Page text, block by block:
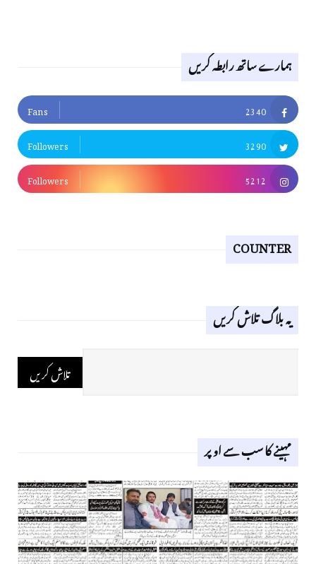
ہمارے ساتھ رابطہ کریں
2340
Fans
3290
Followers
5212
Followers
COUNTER
یہ بلاگ تلاش کریں
مہینے کا سب سے اوپر